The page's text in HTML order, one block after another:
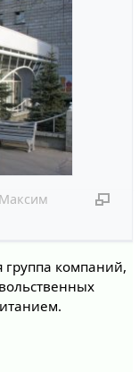
Максим
компаний,